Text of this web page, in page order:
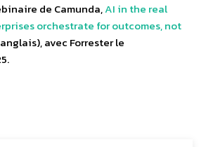
de Camunda,AI in the real
orchestrate for outcomes, not
avec Forrester le